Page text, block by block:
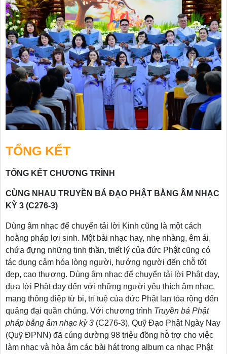
TỔNG KẾT
TỔNG KẾT CHƯƠNG TRÌNH
CÙNG NHAU TRUYỀN BÁ ĐẠO PHẬT BẰNG ÂM NHẠC
KỲ 3 (C276-3)
Dùng âm nhạc để chuyển tải lời Kinh cũng là một cách
hoằng pháp lợi sinh. Một bài nhạc hay, nhẹ nhàng, êm ái,
chứa đựng những tinh thần, triết lý của đức Phật cũng có
tác dụng cảm hóa lòng người, hướng người đến chỗ tốt
đẹp, cao thượng. Dùng âm nhạc để chuyển tải lời Phật dạy,
đưa lời Phật dạy đến với những người yêu thích âm nhạc,
mang thông điệp từ bi, trí tuệ của đức Phật lan tỏa rộng đến
quảng đại quần chúng. Với chương trình Truyền bá Phật
pháp bằng âm nhạc kỳ 3 (C276-3), Quỹ Đạo Phật Ngày Nay
(Quỹ ĐPNN) đã cúng dường 98 triệu đồng hỗ trợ cho việc
làm nhạc và hòa âm các bài hát trong album ca nhạc Phật